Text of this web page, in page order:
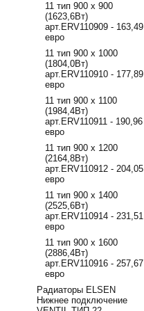
11 тип 900 х 900
(1623,6Вт)
арт.ERV110909 - 163,49
евро
11 тип 900 х 1000
(1804,0Вт)
арт.ERV110910 - 177,89
евро
11 тип 900 х 1100
(1984,4Вт)
арт.ERV110911 - 190,96
евро
11 тип 900 х 1200
(2164,8Вт)
арт.ERV110912 - 204,05
евро
11 тип 900 х 1400
(2525,6Вт)
арт.ERV110914 - 231,51
евро
11 тип 900 х 1600
(2886,4Вт)
арт.ERV110916 - 257,67
евро
Радиаторы ELSEN
Нижнее подключение